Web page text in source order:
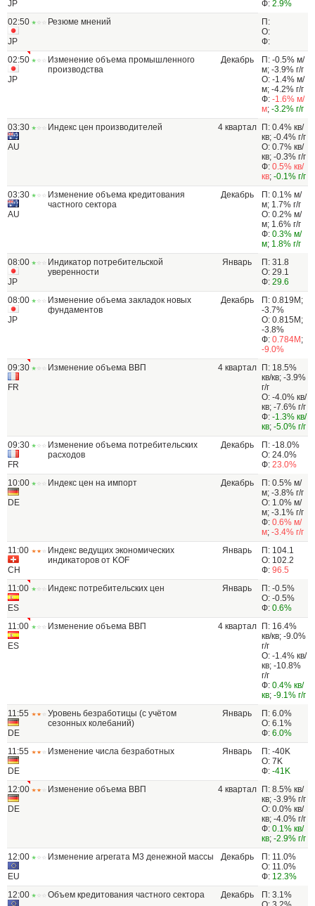
JP
Ф: 2.9%
02:50
JP
Резюме мнений
П:
О:
Ф:
02:50
JP
Изменение объема промышленного
производства
Декабрь
П: -0.5% м/
м; -3.9% г/г
О: -1.4% м/
м; -4.2% г/г
Ф: -1.6% м/
м; -3.2% г/г
03:30
AU
Индекс цен производителей 4 квартал
П: 0.4% кв/
кв; -0.4% г/г
О: 0.7% кв/
кв; -0.3% г/г
Ф: 0.5% кв/
кв; -0.1% г/г
03:30
AU
Изменение объема кредитования
частного сектора
Декабрь
П: 0.1% м/
м; 1.7% г/г
О: 0.2% м/
м; 1.6% г/г
Ф: 0.3% м/
м; 1.8% г/г
08:00
JP
Индикатор потребительской
уверенности
Январь
П: 31.8
О: 29.1
Ф: 29.6
08:00
JP
Изменение объема закладок новых
фундаментов
Декабрь
П: 0.819M;
-3.7%
О: 0.815M;
-3.8%
Ф: 0.784M ;
-9.0%
09:30
FR
Изменение объема ВВП 4 квартал
П: 18.5%
кв/кв; -3.9%
г/г
О: -4.0% кв/
кв; -7.6% г/г
Ф: -1.3% кв/
кв; -5.0% г/г
09:30
FR
Изменение объема потребительских
расходов
Декабрь
П: -18.0%
О: 24.0%
Ф: 23.0%
10:00
DE
Индекс цен на импорт Декабрь
П: 0.5% м/
м; -3.8% г/г
О: 1.0% м/
м; -3.1% г/г
Ф: 0.6% м/
м; -3.4% г/г
11:00
CH
Индекс ведущих экономических
индикаторов от KOF
Январь
П: 104.1
О: 102.2
Ф: 96.5
11:00
ES
Индекс потребительских цен Январь
П: -0.5%
О: -0.5%
Ф: 0.6%
11:00
ES
Изменение объема ВВП 4 квартал
П: 16.4%
кв/кв; -9.0%
г/г
О: -1.4% кв/
кв; -10.8%
г/г
Ф: 0.4% кв/
кв; -9.1% г/г
11:55
DE
Уровень безработицы (с учётом
сезонных колебаний)
Январь
П: 6.0%
О: 6.1%
Ф: 6.0%
11:55
DE
Изменение числа безработных Январь
П: -40K
О: 7K
Ф: -41K
12:00
DE
Изменение объема ВВП 4 квартал
П: 8.5% кв/
кв; -3.9% г/г
О: 0.0% кв/
кв; -4.0% г/г
Ф: 0.1% кв/
кв; -2.9% г/г
12:00
EU
Изменение агрегата М3 денежной массы Декабрь
П: 11.0%
О: 11.0%
Ф: 12.3%
12:00
Объем кредитования частного сектора Декабрь
П: 3.1%